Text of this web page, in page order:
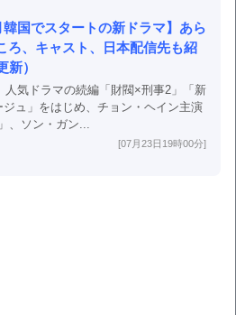
韓国でスタートの新ドラマ】あら
ろ、キャスト、日本配信先も紹
新）
人気ドラマの続編「財閥×刑事2」「新
ジュ」をはじめ、チョン・ヘイン主演
、ソン・ガン...
[07月23日19時00分]